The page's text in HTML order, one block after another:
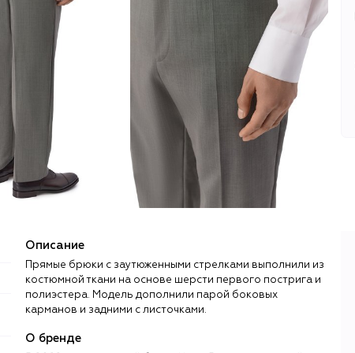
Описание
Прямые брюки с заутюженными стрелками выполнили из
костюмной ткани на основе шерсти первого пострига и
полиэстера. Модель дополнили парой боковых
карманов и задними с листочками.
О бренде